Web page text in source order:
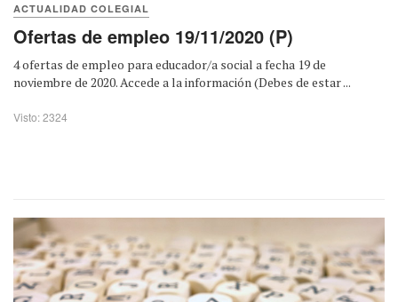
ACTUALIDAD COLEGIAL
Ofertas de empleo 19/11/2020 (P)
4 ofertas de empleo para educador/a social a fecha 19 de
noviembre de 2020. Accede a la información (Debes de estar ...
Visto: 2324